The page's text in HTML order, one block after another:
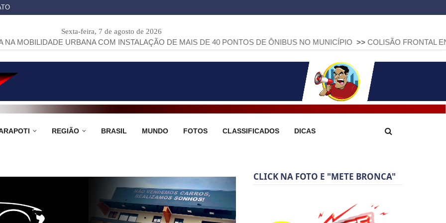
Sexta-feira, 7 de agosto de 2026
URBANA COM INSTALAÇÃO DE MAIS DE 40 PONTOS DE ÔNIBUS NO MUNICÍPIO >> COLISÃO FRONTAL ENTRE DUAS
REGIÃO BRASIL MUNDO FOTOS CLASSIFICADOS DICAS
CLICK NA FOTO E "METE BRONCA"